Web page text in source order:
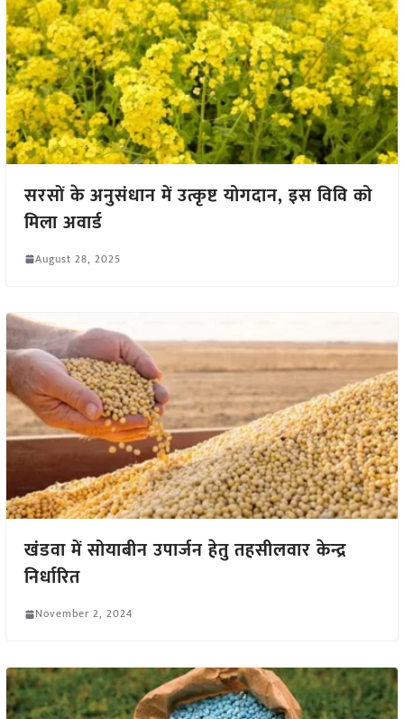
सरसों के अनुसंधान में उत्कृष्ट योगदान, इस विवि को
मिला अवार्ड
August 28, 2025
खंडवा में सोयाबीन उपार्जन हेतु तहसीलवार केन्द्र
निर्धारित
November 2, 2024